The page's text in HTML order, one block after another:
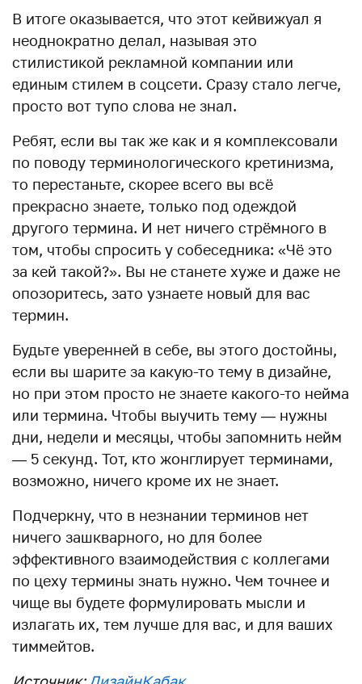
В итоге оказывается, что этот кейвижуал я
неоднократно делал, называя это
стилистикой рекламной компании или
единым стилем в соцсети. Сразу стало легче,
просто вот тупо слова не знал.
Ребят, если вы так же как и я комплексовали
по поводу терминологического кретинизма,
то перестаньте, скорее всего вы всё
прекрасно знаете, только под одеждой
другого термина. И нет ничего стрёмного в
том, чтобы спросить у собеседника: «Чё это
за кей такой?». Вы не станете хуже и даже не
опозоритесь, зато узнаете новый для вас
термин.
Будьте уверенней в себе, вы этого достойны,
если вы шарите за какую-то тему в дизайне,
но при этом просто не знаете какого-то нейма
или термина. Чтобы выучить тему — нужны
дни, недели и месяцы, чтобы запомнить нейм
— 5 секунд. Тот, кто жонглирует терминами,
возможно, ничего кроме их не знает.
Подчеркну, что в незнании терминов нет
ничего зашкварного, но для более
эффективного взаимодействия с коллегами
по цеху термины знать нужно. Чем точнее и
чище вы будете формулировать мысли и
излагать их, тем лучше для вас, и для ваших
тиммейтов.